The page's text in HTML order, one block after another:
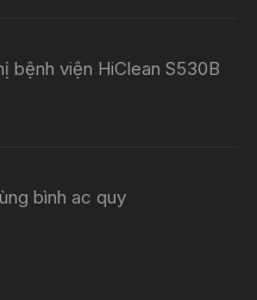
bệnh viện HiClean S530B
bình ac quy